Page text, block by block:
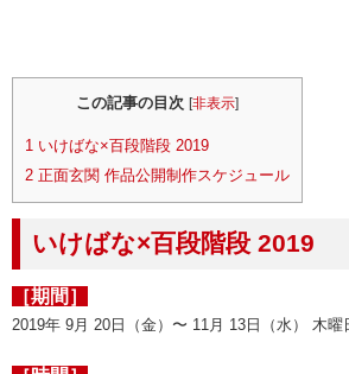
この記事の目次 [非表示]
1 いけばな×百段階段 2019
2 正面玄関 作品公開制作スケジュール
いけばな×百段階段 2019
［期間］
2019年 9月 20日（金）〜 11月 13日（水） 木曜